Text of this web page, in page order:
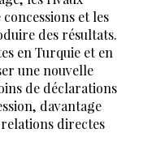
et les
des résultats.
en Turquie et en
une nouvelle
de déclarations
davantage
relations directes